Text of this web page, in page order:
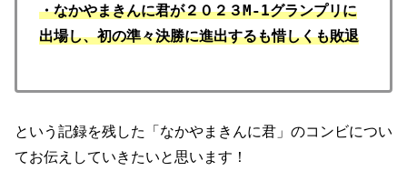
・なかやまきんに君が２０２３M-1グランプリに
出場し、初の準々決勝に進出するも惜しくも敗退
という記録を残した「なかやまきんに君」のコンビについ
てお伝えしていきたいと思います！